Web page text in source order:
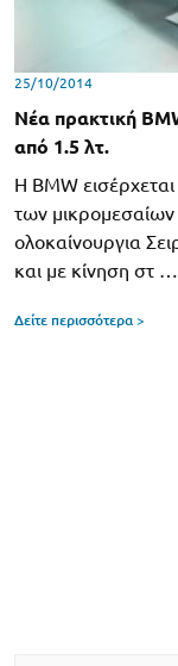
25/10/2014
Νέα πρακτική
από 1.5 λτ.
Η BMW
των
ολοκαίνουργια
και με κίνηση στ …
Δείτε περισσότερα >